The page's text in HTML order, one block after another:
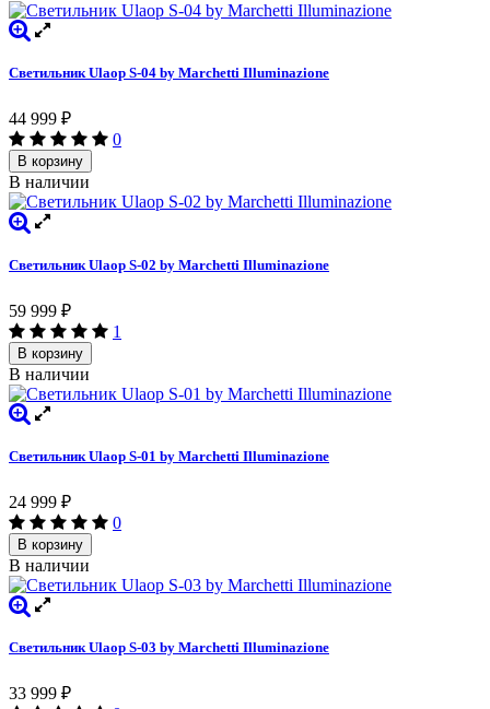
Светильник Ulaop S-04 by Marchetti Illuminazione
44 999 ₽
0
В корзину
В наличии
Светильник Ulaop S-02 by Marchetti Illuminazione
59 999 ₽
1
В корзину
В наличии
Светильник Ulaop S-01 by Marchetti Illuminazione
24 999 ₽
0
В корзину
В наличии
Светильник Ulaop S-03 by Marchetti Illuminazione
33 999 ₽